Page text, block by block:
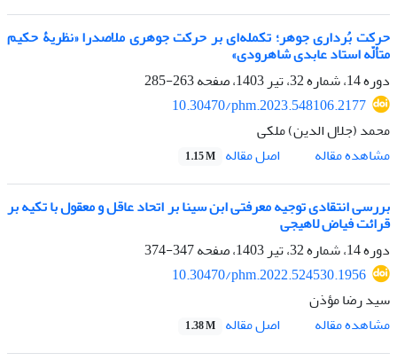
حرکت بُرداری جوهر؛ تکمله‌ای بر حرکت جوهری ملاصدرا «نظریۀ حکیم
متألّه استاد عابدی شاهرودی»
دوره 14، شماره 32، تیر 1403، صفحه
263-285
10.30470/phm.2023.548106.2177
محمد (جلال الدین) ملکی
مشاهده مقاله
اصل مقاله 1.15 M
بررسی انتقادی توجیه معرفتی ابن سینا بر اتحاد عاقل و معقول با تکیه بر
قرائت فیاض لاهیجی
دوره 14، شماره 32، تیر 1403، صفحه
347-374
10.30470/phm.2022.524530.1956
سید رضا مؤذن
مشاهده مقاله
اصل مقاله 1.38 M